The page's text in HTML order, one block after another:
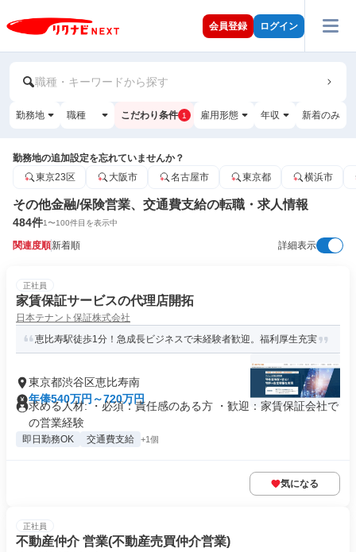
会員登録 ログイン
職種・キーワードから探す
勤務地 職種 こだわり条件 1 雇用形態 年収 新着のみ
勤務地の追加設定を忘れていませんか？
東京23区
大阪市 名古屋市 東京都 横浜市
その他金融/保険営業、交通費支給の転職・求人情報
484件1〜100件目を表示中
関連度順新着順 詳細表示
正社員
家賃保証サービスの代理店開拓
日本テナント保証株式会社
恵比寿駅徒歩1分！急成長ビジネスで未経験者歓迎。福利厚生充実
東京都渋谷区恵比寿南
年俸540万円～720万円
求める人材: ・必須：責任感のある方 ・歓迎：家賃保証会社で
の営業経験
即日勤務OK 交通費支給 +1個
気になる
正社員
不動産仲介 営業(不動産売買仲介営業)